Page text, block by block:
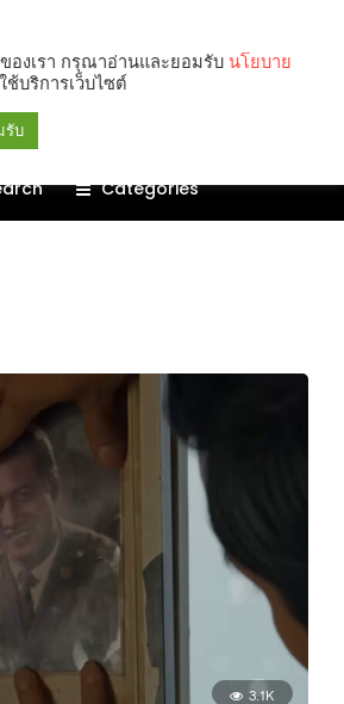
Categories
3.1K
องเรา กรุณาอ่านและยอมรับ นโยบาย
ช้บริการเว็บไซต์
รับ